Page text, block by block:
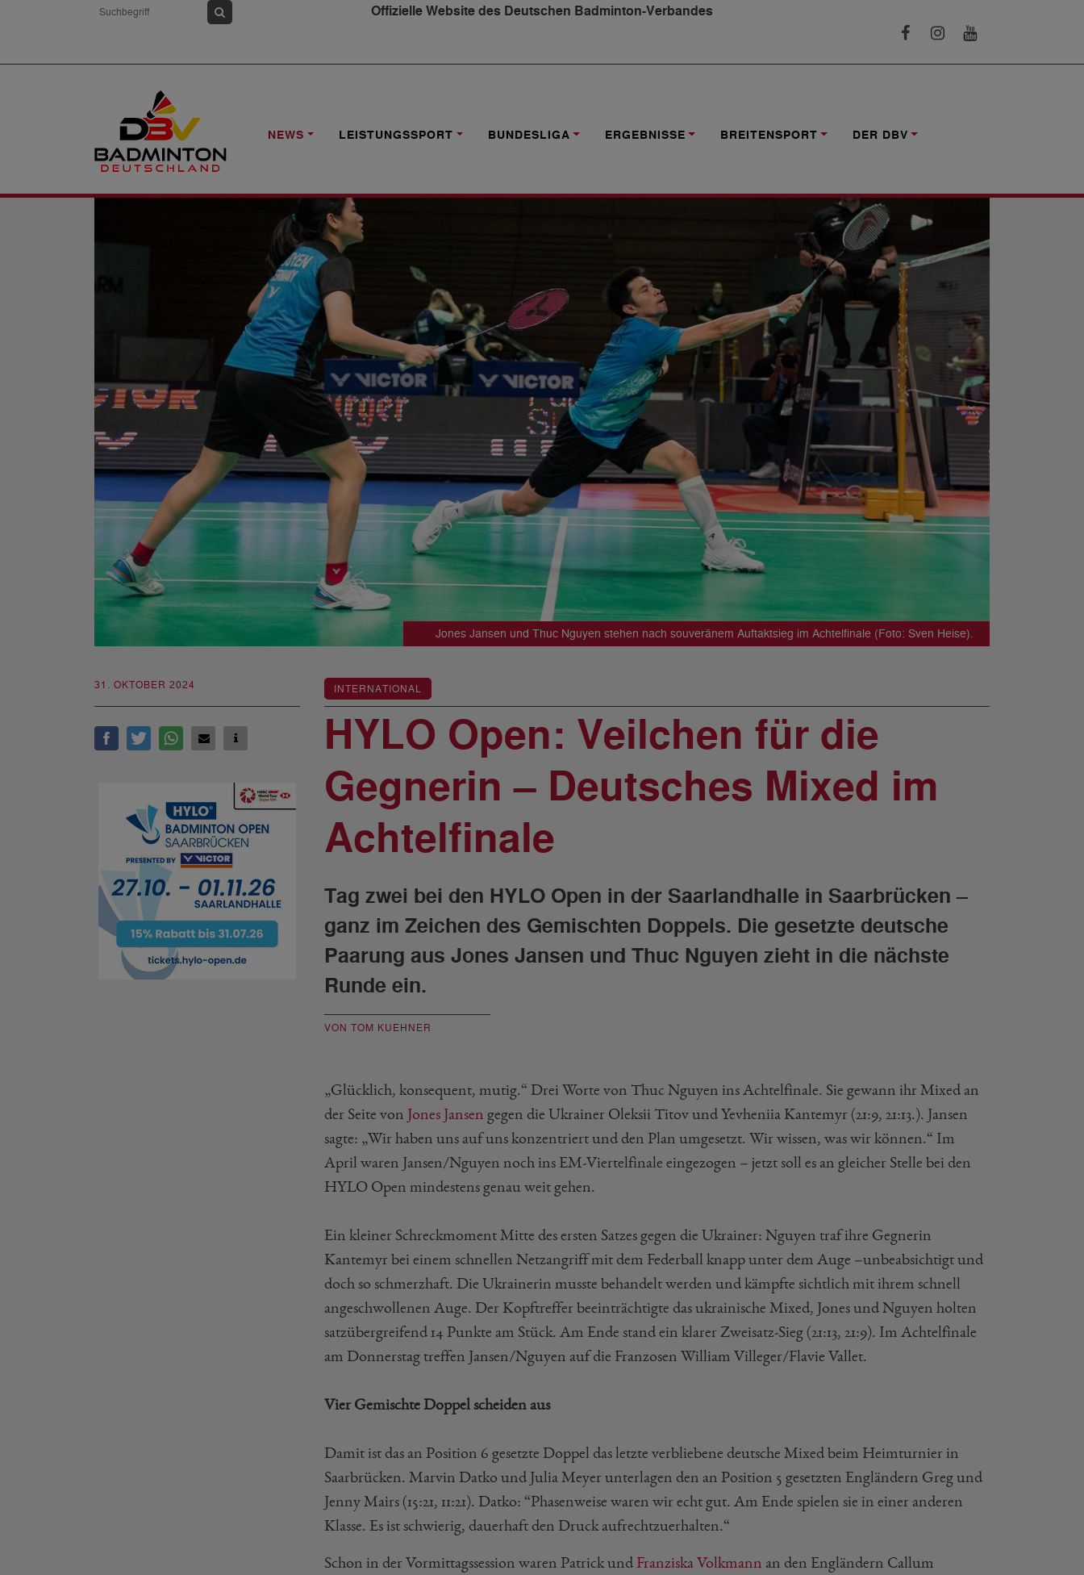
Offizielle Website des Deutschen Badminton-Verbandes
NEWS LEISTUNGSSPORT BUNDESLIGA ERGEBNISSE BREITENSPORT DER DBV
NEWS
Jones Jansen und Thuc Nguyen stehen nach souveränem Auftaktsieg im Achtelfinale (Foto: Sven Heise).
31. OKTOBER 2024 INTERNATIONAL
HYLO Open: Veilchen für die
Gegnerin – Deutsches Mixed im
Achtelfinale
Tag zwei bei den HYLO Open in der Saarlandhalle in Saarbrücken –
ganz im Zeichen des Gemischten Doppels. Die gesetzte deutsche
Paarung aus Jones Jansen und Thuc Nguyen zieht in die nächste
Runde ein.
VON TOM KUEHNER
„Glücklich, konsequent, mutig.“ Drei Worte von Thuc Nguyen ins Achtelfinale. Sie gewann ihr Mixed an
der Seite von Jones Jansen gegen die Ukrainer Oleksii Titov und Yevheniia Kantemyr (21:9, 21:13.). Jansen
sagte: „Wir haben uns auf uns konzentriert und den Plan umgesetzt. Wir wissen, was wir können.“ Im
April waren Jansen/Nguyen noch ins EM-Viertelfinale eingezogen – jetzt soll es an gleicher Stelle bei den
HYLO Open mindestens genau weit gehen.
Ein kleiner Schreckmoment Mitte des ersten Satzes gegen die Ukrainer: Nguyen traf ihre Gegnerin
Kantemyr bei einem schnellen Netzangriff mit dem Federball knapp unter dem Auge –unbeabsichtigt und
doch so schmerzhaft. Die Ukrainerin musste behandelt werden und kämpfte sichtlich mit ihrem schnell
angeschwollenen Auge. Der Kopftreffer beeinträchtigte das ukrainische Mixed, Jones und Nguyen holten
satzübergreifend 14 Punkte am Stück. Am Ende stand ein klarer Zweisatz-Sieg (21:13, 21:9). Im Achtelfinale
am Donnerstag treffen Jansen/Nguyen auf die Franzosen William Villeger/Flavie Vallet.
Vier Gemischte Doppel scheiden aus
Damit ist das an Position 6 gesetzte Doppel das letzte verbliebene deutsche Mixed beim Heimturnier in
Saarbrücken. Marvin Datko und Julia Meyer unterlagen den an Position 5 gesetzten Engländern Greg und
Jenny Mairs (15:21, 11:21). Datko: “Phasenweise waren wir echt gut. Am Ende spielen sie in einer anderen
Klasse. Es ist schwierig, dauerhaft den Druck aufrechtzuerhalten.“
Schon in der Vormittagssession waren Patrick und Franziska Volkmann an den Engländern Callum